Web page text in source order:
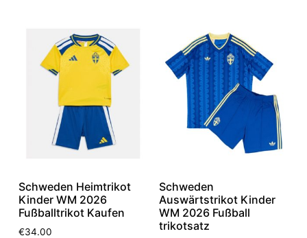
Schweden Heimtrikot
Kinder WM 2026
Fußballtrikot Kaufen
€34.00
Schweden
Auswärtstrikot Kinder
WM 2026 Fußball
trikotsatz